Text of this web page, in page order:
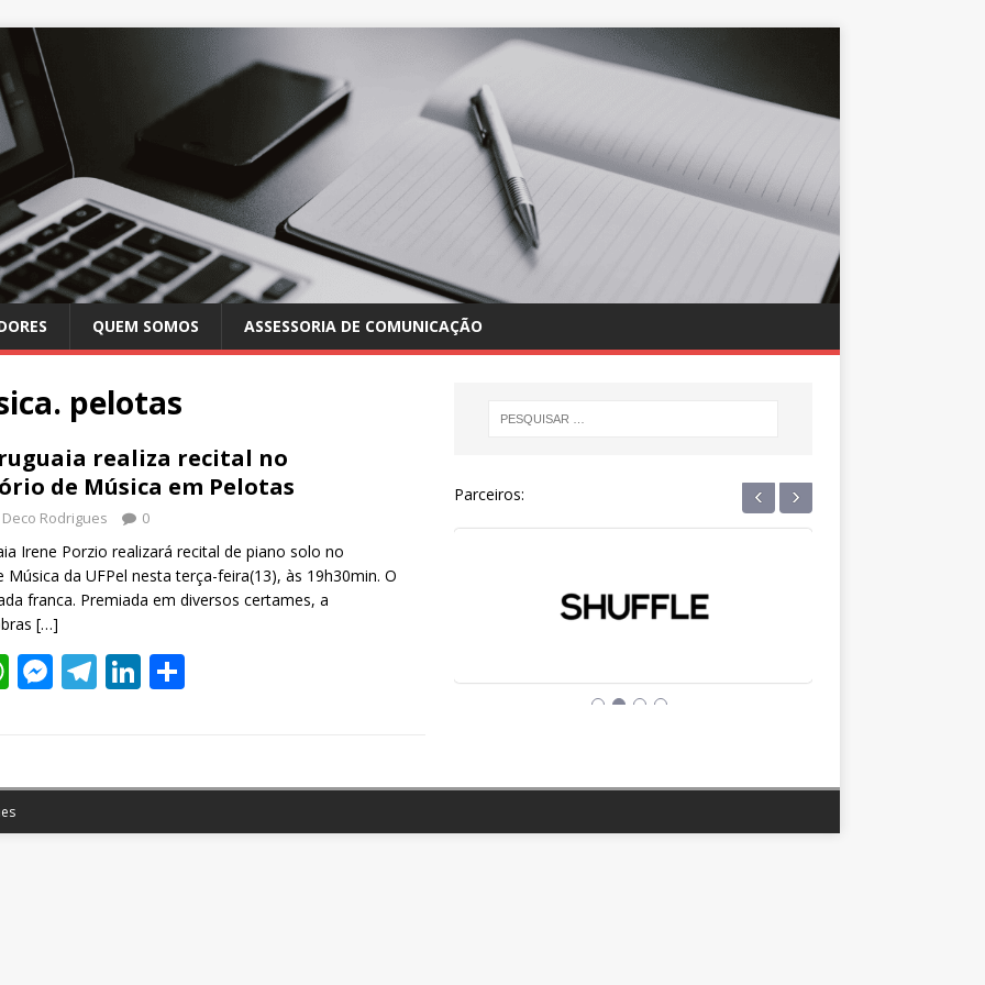
QUEM SOMOS ASSESSORIA DE COMUNICAÇÃO
pelotas
realiza recital no
de Música em Pelotas
Deco Rodrigues 0
Irene Porzio realizará recital de piano solo no
Música da UFPel nesta terça-feira(13), às 19h30min. O
franca. Premiada em diversos certames, a
[…]
W
h
s
A
p
M
e
e
g
T
el
gr
m
Li
n
e
n
S
e
Parceiros: ‹ ›